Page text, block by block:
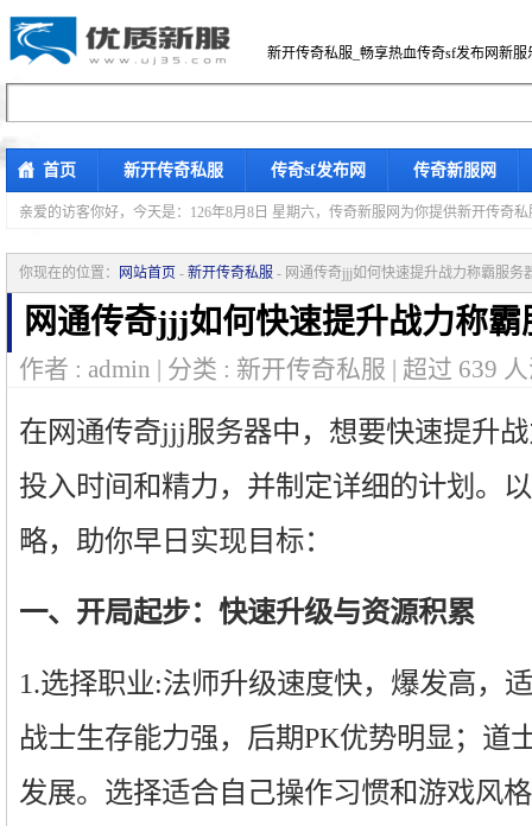
新开传奇私服_畅享热血传奇sf发布网新服
首页 新开传奇私服 传奇sf发布网 传奇新服网
亲爱的访客你好， 今天是：126年8月8日 星期六，传奇新服网为你提供新开传奇
你现在的位置： 网站首页 - 新开传奇私服 - 网通传奇jjj如何快速提升战力称霸服务
网通传奇jjj如何快速提升战力称霸
作者 : admin | 分类 : 新开传奇私服 | 超过 639
在网通传奇jjj服务器中，想要快速提升
投入时间和精力，并制定详细的计划。
略，助你早日实现目标：
一、开局起步：快速升级与资源积累
1.选择职业:法师升级速度快，爆发高，
战士生存能力强，后期PK优势明显；道
发展。选择适合自己操作习惯和游戏风